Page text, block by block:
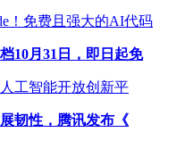
！免费且强大的AI代码
10月31日，即日起免
工智能开放创新平
韧性，腾讯发布《